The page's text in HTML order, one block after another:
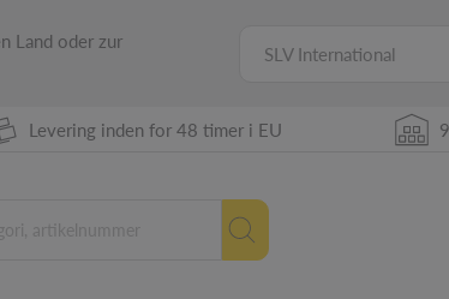
Land oder zur
SLV International
Levering inden for 48 timer i EU